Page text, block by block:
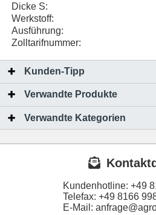
Dicke S:
Werkstoff:
Ausführung:
Zolltarifnummer:
Kunden-Tipp
Verwandte Produkte
Verwandte Kategorien
Kundenhotline: +49
Telefax: +49 8166
E-Mail: